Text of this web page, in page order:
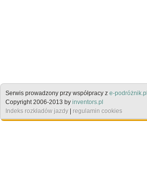
Serwis prowadzony przy współpracy z e-podróżnik.pl
Copyright 2006-2013 by inventors.pl
Indeks rozkładów jazdy
regulamin cookies